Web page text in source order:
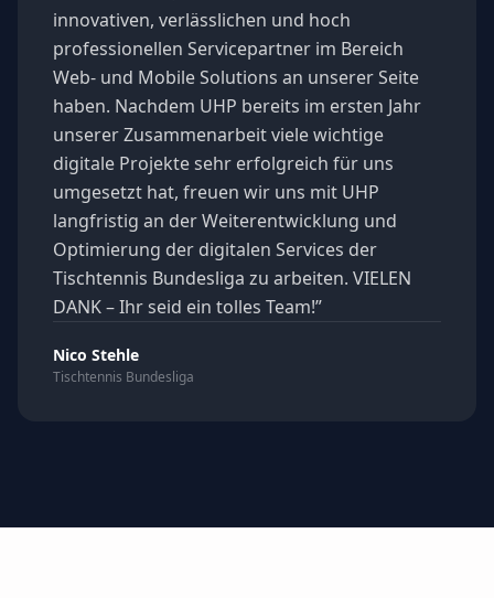
innovativen, verlässlichen und hoch
professionellen Servicepartner im Bereich
Web- und Mobile Solutions an unserer Seite
haben. Nachdem UHP bereits im ersten Jahr
unserer Zusammenarbeit viele wichtige
digitale Projekte sehr erfolgreich für uns
umgesetzt hat, freuen wir uns mit UHP
langfristig an der Weiterentwicklung und
Optimierung der digitalen Services der
Tischtennis Bundesliga zu arbeiten. VIELEN
DANK – Ihr seid ein tolles Team!”
Nico Stehle
Tischtennis Bundesliga